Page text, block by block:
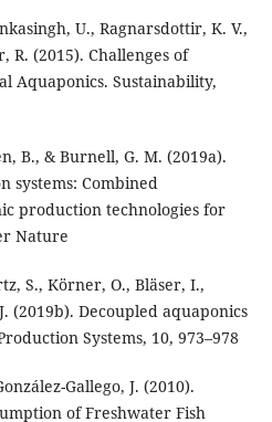
U., Ragnarsdottir, K. V.,
(2015). Challenges of
Aquaponics. Sustainability,
B., & Burnell, G. M. (2019a).
systems: Combined
production technologies for
Nature
S., Körner, O., Bläser, I.,
(2019b). Decoupled aquaponics
Systems, 10, 973–978
Gallego, J. (2010).
of Freshwater Fish